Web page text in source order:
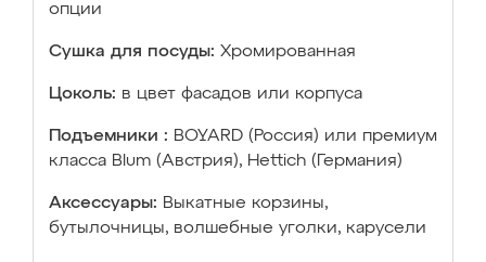
опции
Сушка для посуды: Хромированная
Цоколь: в цвет фасадов или корпуса
Подъемники : BOYARD (Россия) или премиум
класса Blum (Австрия), Hettich (Германия)
Аксессуары: Выкатные корзины,
бутылочницы, волшебные уголки, карусели